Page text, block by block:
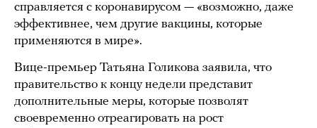
справляется с коронавирусом — «возможно, даже
эффективнее, чем другие вакцины, которые
применяются в мире».
Вице-премьер Татьяна Голикова заявила, что
правительство к концу недели представит
дополнительные меры, которые позволят
своевременно отреагировать на рост